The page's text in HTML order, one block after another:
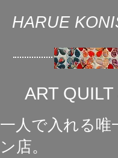
HARUE
ART
一人で入れる唯
ン店。